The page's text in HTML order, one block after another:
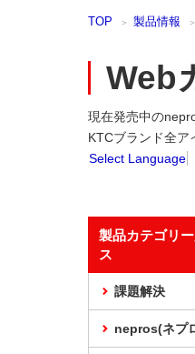
TOP 製品情報
Web
現在発売中の
KTCブランド全ア
Select Language
製品カテゴリ
ス
課題解決
nepros(ネプ